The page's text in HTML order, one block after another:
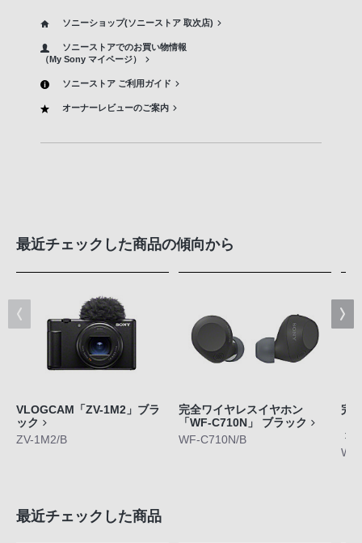
ソニーショップ(ソニーストア 取次店)
ソニーストアでのお買い物情報
（My Sony マイページ）
ソニーストア ご利用ガイド
オーナーレビューのご案内
最近チェックした商品の傾向から
VLOGCAM「ZV-1M2」ブラ
ック
ZV-1M2/B
完全ワイヤレスイヤホン
「WF-C710N」 ブラック
WF-C710N/B
完
最近チェックした商品